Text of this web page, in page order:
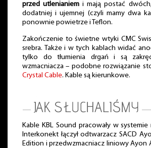
przed utlenianiem i mają postać
dodatniej i ujemnej (czyli mamy dwa
ponownie powietrze i Teflon.
Zakończenie to świetne wtyki CMC
srebra. Także i w tych kablach widać
tylko do tłumienia drgań i są
wzmacniacza – podobne rozwiązanie
Crystal Cable. Kable są kierunkowe.
Kable KBL Sound pracowały w systemie
Interkonekt łączył odtwarzacz SACD
Edition i przedwzmacniacz liniowy Ayon